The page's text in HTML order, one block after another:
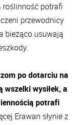
roślinność potrafi
przewodnicy
bieżąco usuwają
po dotarciu na
wszelki wysiłek, a
potrafi
Erawan słynie z